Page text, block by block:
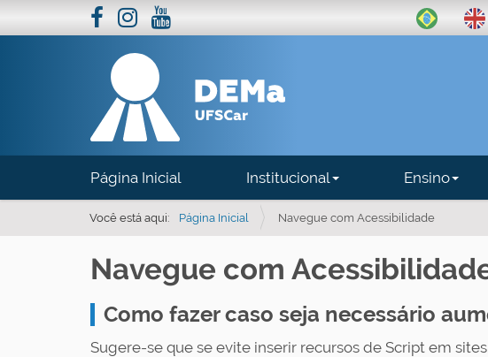
Página Inicial Institucional Ensino
Você está aqui: Página Inicial Navegue com Acessibilidade
Navegue com
Como fazer caso seja necessário
Sugere-se que se evite inserir recursos de Script em